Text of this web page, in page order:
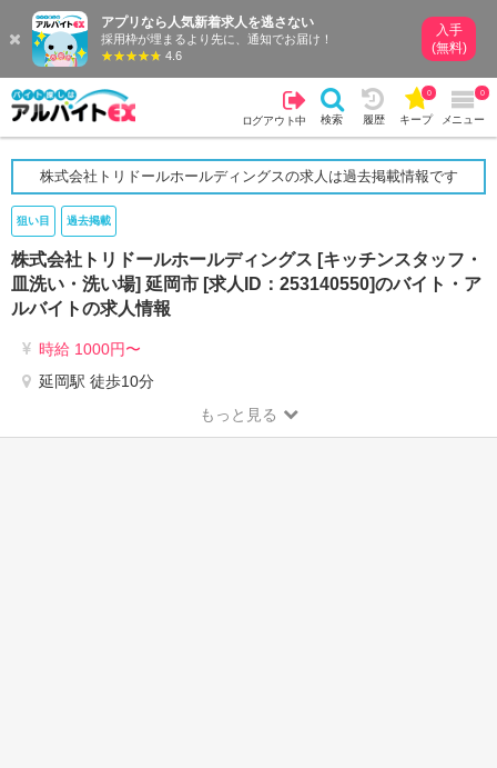
アプリなら人気新着求人を逃さない
採用枠が埋まるより先に、通知でお届け！
4.6
入手
(無料)
ログアウト中 検索 履歴 キープ
0
メニュー
0
株式会社トリドールホールディングスの求人は過去掲載情報です
狙い目 過去掲載
株式会社トリドールホールディングス [キッチンスタッフ・
皿洗い・洗い場] 延岡市 [求人ID：253140550]のバイト・ア
ルバイトの求人情報
時給 1000円〜
延岡駅 徒歩10分
もっと見る